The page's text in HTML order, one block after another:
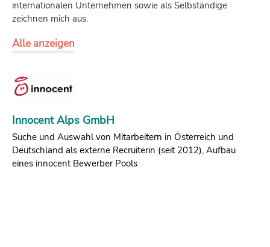
internationalen Unternehmen sowie als Selbständige
zeichnen mich aus.
Alle anzeigen
Innocent Alps GmbH
Suche und Auswahl von Mitarbeitern in Österreich und
Deutschland als externe Recruiterin (seit 2012), Aufbau
eines innocent Bewerber Pools